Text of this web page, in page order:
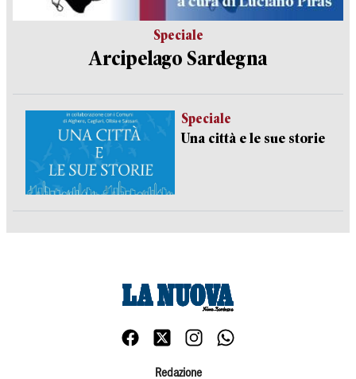
Speciale
Arcipelago Sardegna
Speciale
Una città e le sue storie
Redazione